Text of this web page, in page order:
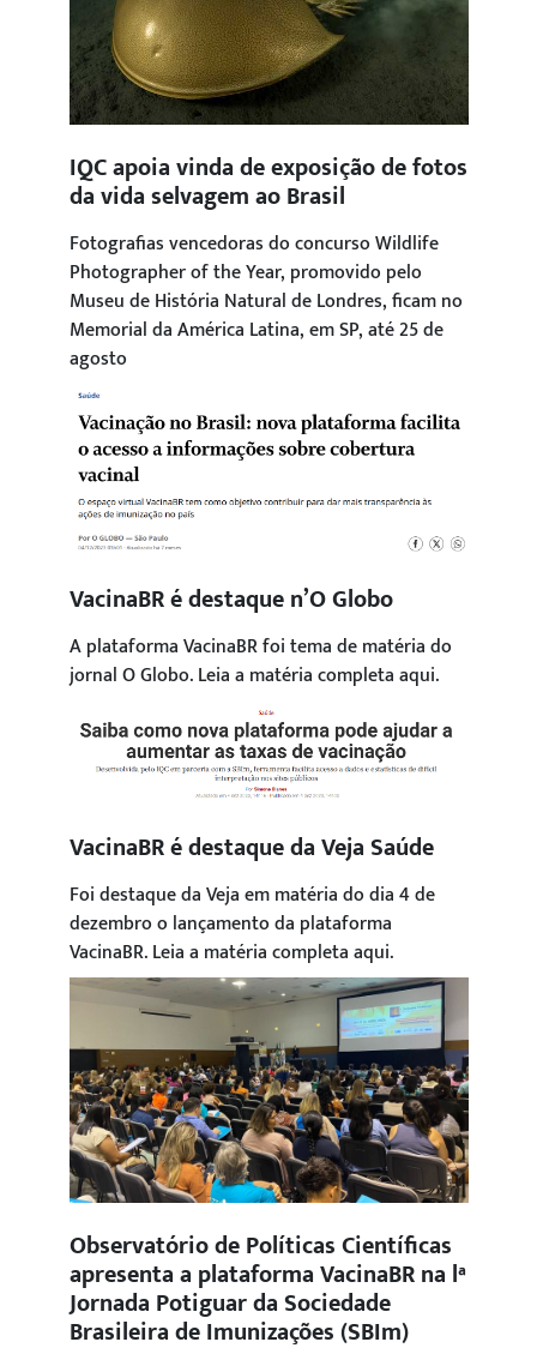
IQC apoia vinda de exposição de fotos
da vida selvagem ao Brasil
Fotografias vencedoras do concurso Wildlife
Photographer of the Year, promovido pelo
Museu de História Natural de Londres, ficam no
Memorial da América Latina, em SP, até 25 de
agosto
VacinaBR é destaque n’O Globo
A plataforma VacinaBR foi tema de matéria do
jornal O Globo. Leia a matéria completa aqui.
VacinaBR é destaque da Veja Saúde
Foi destaque da Veja em matéria do dia 4 de
dezembro o lançamento da plataforma
VacinaBR. Leia a matéria completa aqui.
Observatório de Políticas Científicas
apresenta a plataforma VacinaBR na lª
Jornada Potiguar da Sociedade
Brasileira de Imunizações (SBIm)